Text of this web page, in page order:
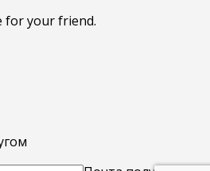
for your friend.